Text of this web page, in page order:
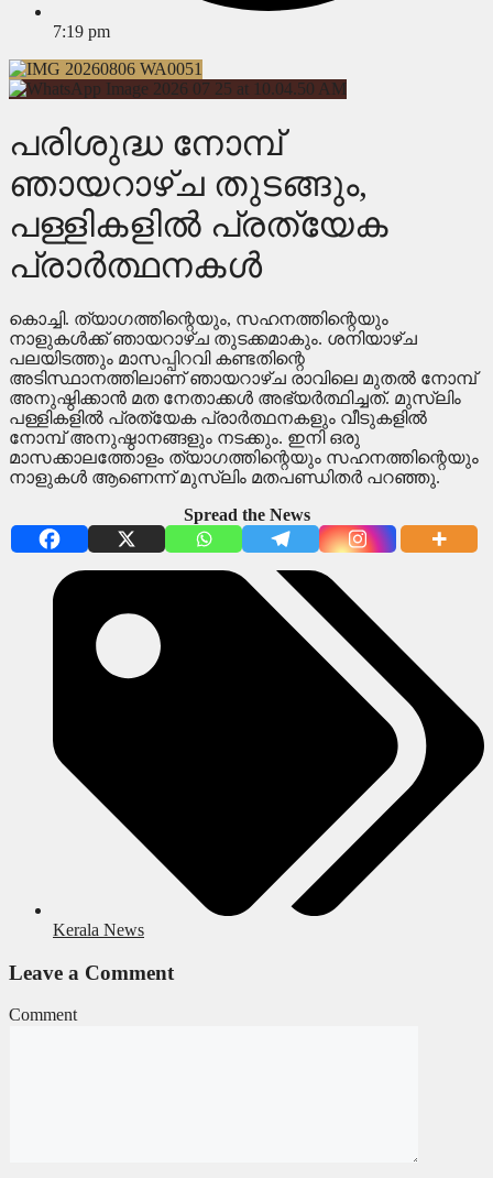
7:19 pm
പരിശുദ്ധ നോമ്പ്
ഞായറാഴ്ച തുടങ്ങും,
പള്ളികളിൽ പ്രത്യേക
പ്രാർത്ഥനകൾ
കൊച്ചി. ത്യാഗത്തിന്റെയും, സഹനത്തിന്റെയും
നാളുകൾക്ക് ഞായറാഴ്ച തുടക്കമാകും. ശനിയാഴ്ച
പലയിടത്തും മാസപ്പിറവി കണ്ടതിന്റെ
അടിസ്ഥാനത്തിലാണ് ഞായറാഴ്ച രാവിലെ മുതൽ നോമ്പ്
അനുഷ്ഠിക്കാൻ മത നേതാക്കൾ അഭ്യർത്ഥിച്ചത്. മുസ്ലിം
പള്ളികളിൽ പ്രത്യേക പ്രാർത്ഥനകളും വീടുകളിൽ
നോമ്പ് അനുഷ്ഠാനങ്ങളും നടക്കും. ഇനി ഒരു
മാസക്കാലത്തോളം ത്യാഗത്തിന്റെയും സഹനത്തിന്റെയും
നാളുകൾ ആണെന്ന് മുസ്ലിം മതപണ്ഡിതർ പറഞ്ഞു.
Spread the News
Kerala News
Leave a Comment
Comment